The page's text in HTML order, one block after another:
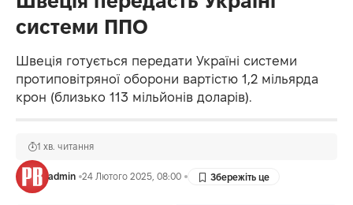
системи ППО
Швеція готується передати Україні системи
протиповітряної оборони вартістю 1,2 мільярда
крон (близько 113 мільйонів доларів).
admin 24 Лютого 2025, 08:00
1 хв. читання